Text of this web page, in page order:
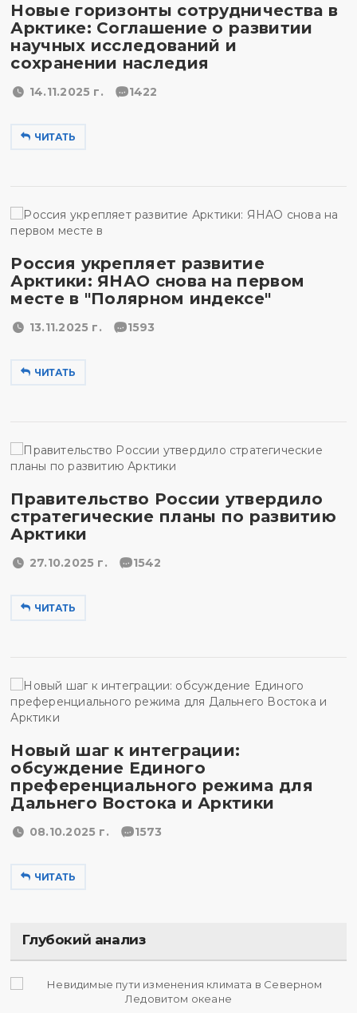
Новые горизонты сотрудничества в
Арктике: Соглашение о развитии
научных исследований и
сохранении наследия
14.11.2025 г. 1422
ЧИТАТЬ
Россия укрепляет развитие
Арктики: ЯНАО снова на первом
месте в "Полярном индексе"
13.11.2025 г. 1593
ЧИТАТЬ
Правительство России утвердило
стратегические планы по развитию
Арктики
27.10.2025 г. 1542
ЧИТАТЬ
Новый шаг к интеграции:
обсуждение Единого
преференциального режима для
Дальнего Востока и Арктики
08.10.2025 г. 1573
ЧИТАТЬ
Глубокий анализ